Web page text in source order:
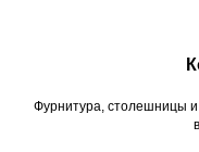
Фурнитура, столешницы